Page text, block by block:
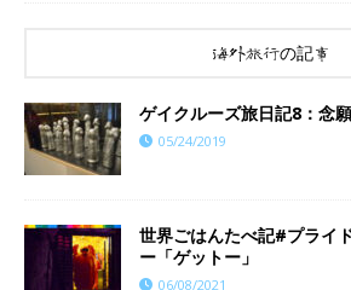
海外旅行の記事
ゲイクルーズ旅日記8：念
05/24/2019
世界ごはんたべ記#プライ
ー「ゲットー」
06/08/2021